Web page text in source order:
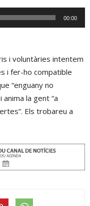
00:00
i voluntàries intentem
i fer-ho compatible
“enguany no
la gent “a
Els trobareu a